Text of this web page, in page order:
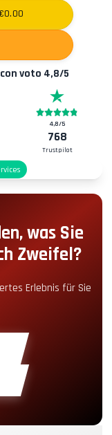
0.00
voto 4,8/5
4,8/5
768
Trustpilot
+2.00€
+5.00€
was Sie
Zweifel?
Erlebnis für Sie